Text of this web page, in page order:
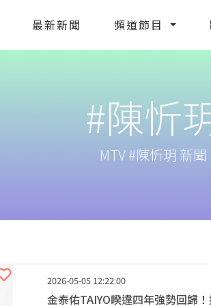
最新新聞 頻道節目
#陳忻
MTV #陳忻玥 新聞
2026-05-05 12:22:00
金泰佑TAIYO睽違四年強勢回歸